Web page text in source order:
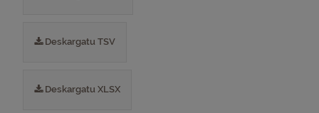
Deskargatu TSV
Deskargatu XLSX